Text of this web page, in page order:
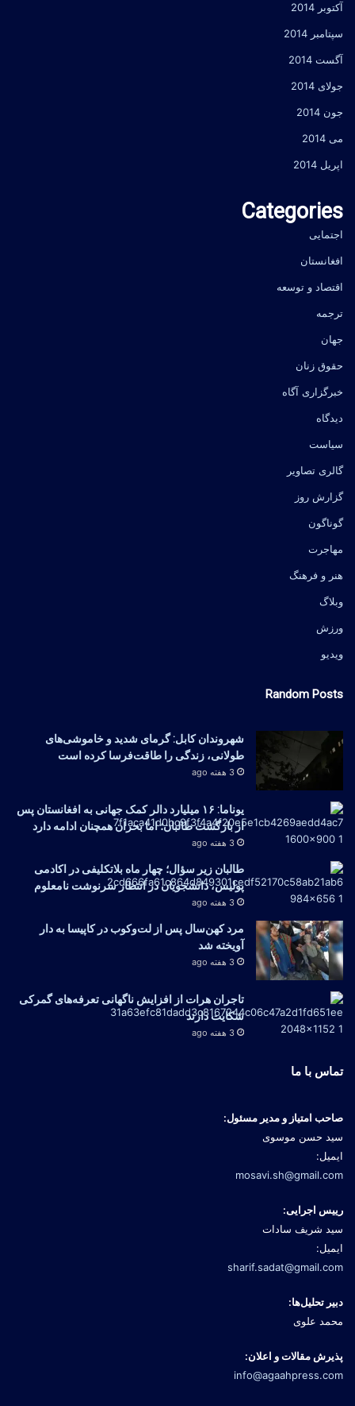
آکتوبر 2014
سپتامبر 2014
آگست 2014
جولای 2014
جون 2014
می 2014
اپریل 2014
Categories
اجتمایی
افغانستان
اقتصاد و توسعه
ترجمه
جهان
حقوق زنان
خبرگزاری آگاه
دیدگاه
سیاست
گالری تصاویر
گزارش روز
گوناگون
مهاجرت
هنر و فرهنگ
وبلاگ
ورزش
ویدیو
Random Posts
شهروندان کابل: گرمای شدید و خاموشی‌های
طولانی، زندگی را طاقت‌فرسا کرده است
3 هفته ago
یوناما: ۱۶ میلیارد دالر کمک جهانی به افغانستان پس
از بازگشت طالبان؛ اما بحران همچنان ادامه دارد
3 هفته ago
طالبان زیر سؤال؛ چهار ماه بلاتکلیفی در اکادمی
پولیس، دانشجویان در انتظار سرنوشت نامعلوم
3 هفته ago
مرد کهن‌سال پس از لت‌وکوب در کاپیسا به دار
آویخته شد
3 هفته ago
تاجران هرات از افزایش ناگهانی تعرفه‌های گمرکی
شکایت دارند
3 هفته ago
تماس با ما
صاحب امتیاز و مدیر مسئول:
سید حسن موسوی
ایمیل:
mosavi.sh@gmail.com
رییس اجرایی:
سید شریف سادات
ایمیل:
sharif.sadat@gmail.com
دبیر تحلیل‌ها:
محمد علوی
پذیرش مقالات و اعلان:
info@agaahpress.com